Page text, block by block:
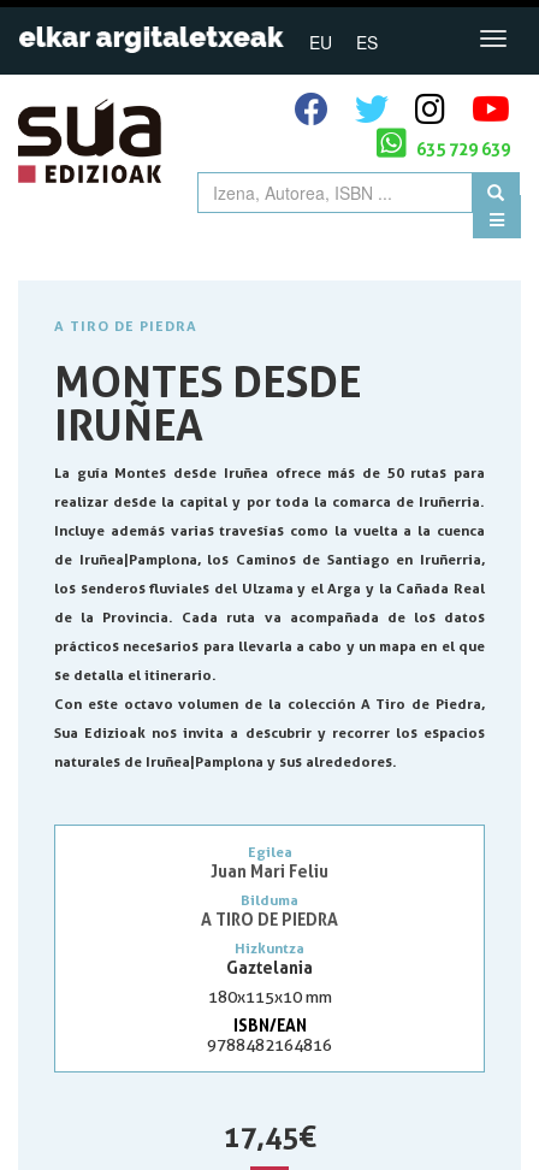
EU ES
635 729 639
A TIRO DE PIEDRA
MONTES DESDE
IRUÑEA
La guía Montes desde Iruñea ofrece más de 50 rutas para
realizar desde la capital y por toda la comarca de Iruñerria.
Incluye además varias travesías como la vuelta a la cuenca
de Iruñea|Pamplona, los Caminos de Santiago en Iruñerria,
los senderos fluviales del Ulzama y el Arga y la Cañada Real
de la Provincia. Cada ruta va acompañada de los datos
prácticos necesarios para llevarla a cabo y un mapa en el que
se detalla el itinerario.
Con este octavo volumen de la colección A Tiro de Piedra,
Sua Edizioak nos invita a descubrir y recorrer los espacios
naturales de Iruñea|Pamplona y sus alrededores.
Egilea
Juan Mari Feliu
Bilduma
A TIRO DE PIEDRA
Hizkuntza
Gaztelania
180x115x10 mm
ISBN/EAN
9788482164816
17,45 €